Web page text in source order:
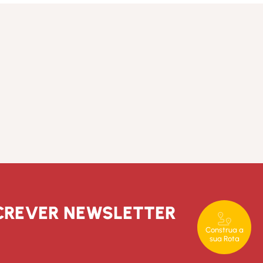
Construa a
sua Rota
NEWSLETTER